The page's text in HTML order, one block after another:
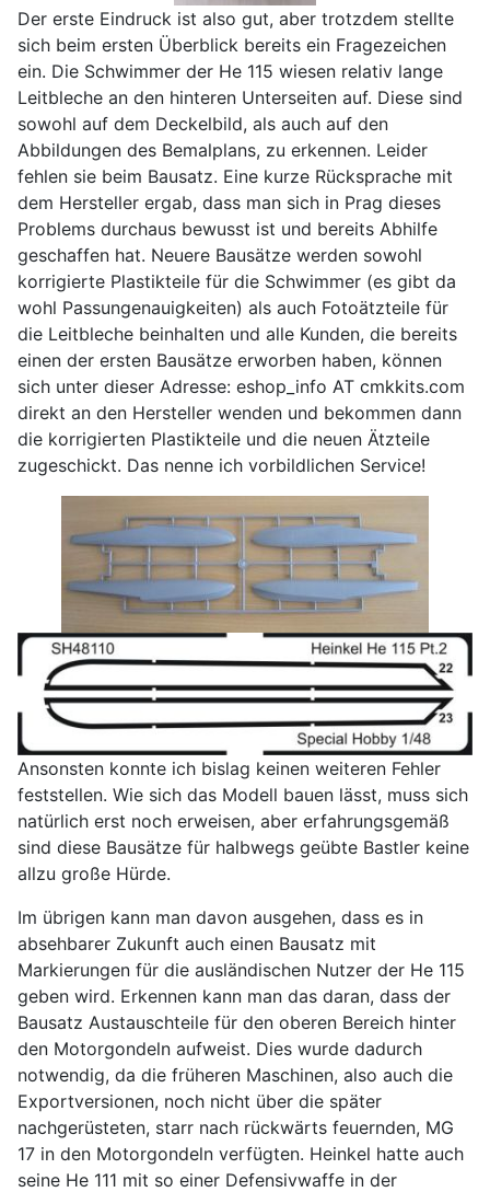
Der erste Eindruck ist also gut, aber trotzdem stellte
sich beim ersten Überblick bereits ein Fragezeichen
ein. Die Schwimmer der He 115 wiesen relativ lange
Leitbleche an den hinteren Unterseiten auf. Diese sind
sowohl auf dem Deckelbild, als auch auf den
Abbildungen des Bemalplans, zu erkennen. Leider
fehlen sie beim Bausatz. Eine kurze Rücksprache mit
dem Hersteller ergab, dass man sich in Prag dieses
Problems durchaus bewusst ist und bereits Abhilfe
geschaffen hat. Neuere Bausätze werden sowohl
korrigierte Plastikteile für die Schwimmer (es gibt da
wohl Passungenauigkeiten) als auch Fotoätzteile für
die Leitbleche beinhalten und alle Kunden, die bereits
einen der ersten Bausätze erworben haben, können
sich unter dieser Adresse: eshop_info AT cmkkits.com
direkt an den Hersteller wenden und bekommen dann
die korrigierten Plastikteile und die neuen Ätzteile
zugeschickt. Das nenne ich vorbildlichen Service!
Ansonsten konnte ich bislag keinen weiteren Fehler
feststellen. Wie sich das Modell bauen lässt, muss sich
natürlich erst noch erweisen, aber erfahrungsgemäß
sind diese Bausätze für halbwegs geübte Bastler keine
allzu große Hürde.
Im übrigen kann man davon ausgehen, dass es in
absehbarer Zukunft auch einen Bausatz mit
Markierungen für die ausländischen Nutzer der He 115
geben wird. Erkennen kann man das daran, dass der
Bausatz Austauschteile für den oberen Bereich hinter
den Motorgondeln aufweist. Dies wurde dadurch
notwendig, da die früheren Maschinen, also auch die
Exportversionen, noch nicht über die später
nachgerüsteten, starr nach rückwärts feuernden, MG
17 in den Motorgondeln verfügten. Heinkel hatte auch
seine He 111 mit so einer Defensivwaffe in der